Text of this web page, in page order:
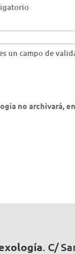
un campo de
no archivará,
. C/